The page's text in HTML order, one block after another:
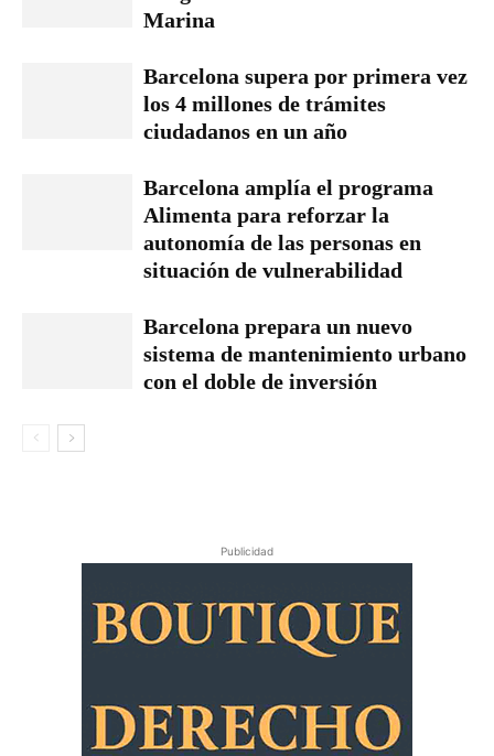
Marina
Barcelona supera por primera vez
los 4 millones de trámites
ciudadanos en un año
Barcelona amplía el programa
Alimenta para reforzar la
autonomía de las personas en
situación de vulnerabilidad
Barcelona prepara un nuevo
sistema de mantenimiento urbano
con el doble de inversión
Publicidad